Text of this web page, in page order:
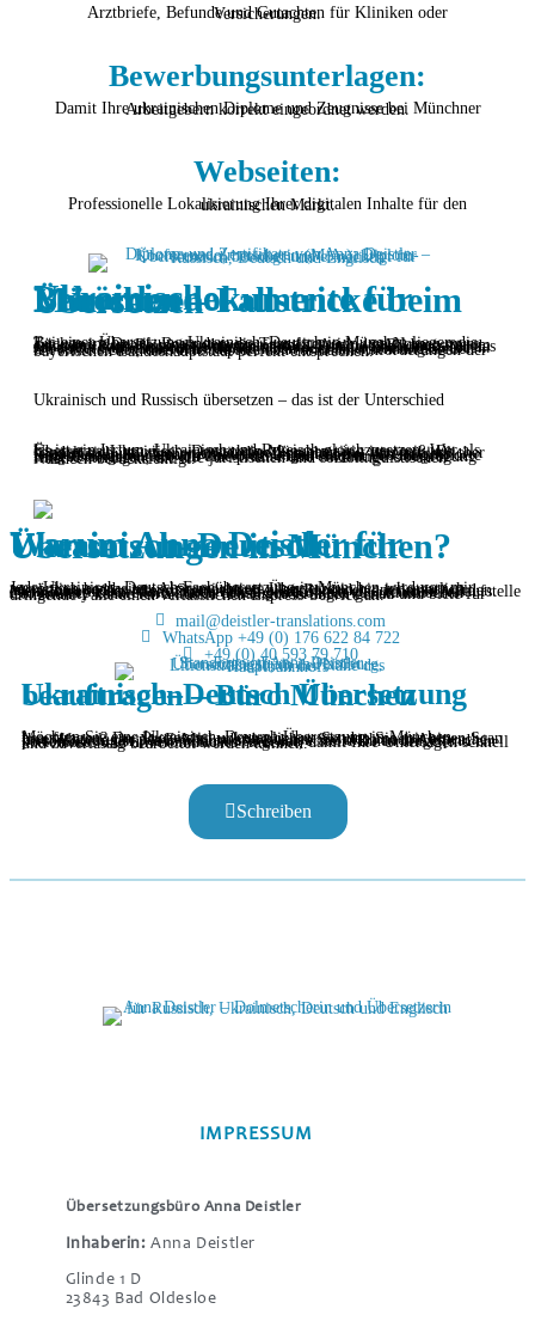
Arztbriefe, Befunde und Gutachten für Kliniken oder Versicherungen.
Bewerbungsunterlagen:
Damit Ihre ukrainischen Diplome und Zeugnisse bei Münchner Arbeitgebern korrekt eingeordnet werden.
Webseiten:
Professionelle Lokalisierung Ihrer digitalen Inhalte für den ukrainischen Markt.
Ukrainisch und Russisch übersetzen – das ist der Unterschied
Es ist ein Irrtum, Ukrainisch und Russisch gleichzusetzen. Wer als Übersetzer Ukrainisch–Deutsch in München tätig ist, weiß: Es handelt sich um zwei eigenständige Sprachen mit unterschiedlicher Grammatik und eigener offizieller Terminologie. Ein falscher Begriff kann bei Ämtern zu Ablehnungen führen. Als ausgebildete Linguistin garantiere ich eine präzise und eindeutige Übertragung Ihrer Unterlagen, die alle juristischen und soziolinguistischen Nuancen berücksichtigt.
Ukrainische Behördendokumente für München – Fallstricke beim Übersetzen
Bei einer Übersetzung Ukrainisch–Deutsch in München liegen die Tücken im Detail. Besonders die Transliteration von Namen muss exakt mit dem Reisepass übereinstimmen. Auch das Bildungssystem erfordert Fachwissen: Die ukrainische 12-Punkte-Skala muss für das Jobcenter München oder Schulen nachvollziehbar übersetzt werden. Ob für die Ausländerbehörde München oder Anerkennungsstellen – ich stelle sicher, dass Ihre Papiere den formalen Anforderungen der bayerischen Landeshauptstadt perfekt entsprechen.
Warum Anna Deistler für Ukrainisch–Deutsch Übersetzungen in München?
Jede Ukrainisch–Deutsch Fachübersetzung in München wird von mir persönlich bearbeitet. Als ermächtigte Übersetzerin bin ich staatlich anerkannt, sodass meine Stempel von allen Behörden anerkannt werden. Mein Büro in der Maximilianstraße 2 bietet Ihnen eine zentrale Anlaufstelle und höchste Diskretion. Durch den engen Kontakt zur ukrainischen Community kenne ich aktuelle Herausforderungen genau und biete für dringende Fälle einen verlässlichen Express-Service an.
mail@deistler-translations.com
WhatsApp +49 (0) 176 622 84 722
+49 (0) 40 593 79 710
Ukrainisch–Deutsch Übersetzung beauftragen – Büro München
Möchten Sie eine Ukrainisch–Deutsch Übersetzung in München beauftragen? Der Prozess ist unkompliziert: Senden Sie mir einen Scan Ihrer Unterlagen per E-Mail oder besuchen Sie mich nach Absprache persönlich in der Maximilianstraße 2. Ich erstelle Ihnen umgehend ein kostenloses und unverbindliches Angebot, damit Ihre Unterlagen schnell und zuverlässig bearbeitet werden können.
Schreiben
IMPRESSUM
Übersetzungsbüro Anna Deistler
Inhaberin: Anna Deistler
Glinde 1 D
23843 Bad Oldesloe